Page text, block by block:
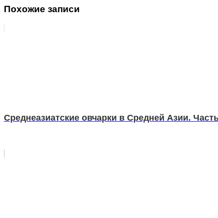
Похожие записи
Среднеазиатские овчарки в Средней Азии.